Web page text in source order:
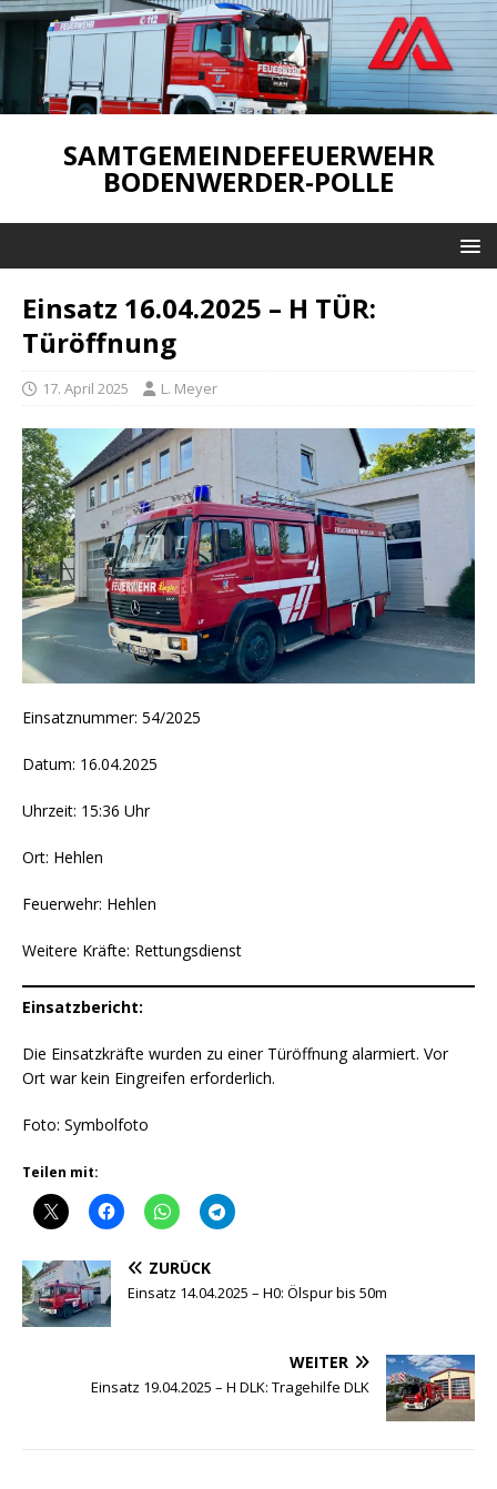
SAMTGEMEINDEFEUERWEHR
BODENWERDER-POLLE
Einsatz 16.04.2025 – H TÜR:
Türöffnung
17. April 2025 L. Meyer
Einsatznummer: 54/2025
Datum: 16.04.2025
Uhrzeit: 15:36 Uhr
Ort: Hehlen
Feuerwehr: Hehlen
Weitere Kräfte: Rettungsdienst
Einsatzbericht:
Die Einsatzkräfte wurden zu einer Türöffnung alarmiert. Vor
Ort war kein Eingreifen erforderlich.
Foto: Symbolfoto
Teilen mit:
ZURÜCK
Einsatz 14.04.2025 – H0: Ölspur bis 50m
WEITER
Einsatz 19.04.2025 – H DLK: Tragehilfe DLK